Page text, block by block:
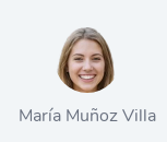
María Muñoz Villa